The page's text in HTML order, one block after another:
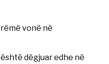
vonë në
dëgjuar edhe në